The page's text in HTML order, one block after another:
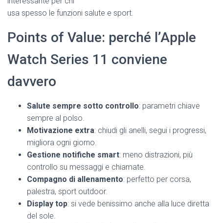
usa spesso le funzioni salute e sport.
Points of Value: perché l’Apple
Watch Series 11 conviene
davvero
Salute sempre sotto controllo: parametri chiave
sempre al polso.
Motivazione extra: chiudi gli anelli, segui i progressi,
migliora ogni giorno.
Gestione notifiche smart: meno distrazioni, più
controllo su messaggi e chiamate.
Compagno di allenamento: perfetto per corsa,
palestra, sport outdoor.
Display top: si vede benissimo anche alla luce diretta
del sole.